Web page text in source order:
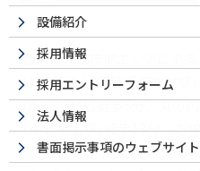
西新宿・都庁前エリアにある
は、都営大江戸線｢都庁前駅
宿五丁目駅｣徒歩5分、丸の
｢中野坂上駅｣徒歩13分、各
｢十二社池の下｣徒歩1分とい
設備紹介
採用情報
採用エントリーフォーム
法人情報
書面掲示事項のウェブサイ